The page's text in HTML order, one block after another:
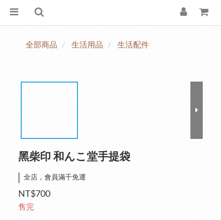
全部商品 生活用品 生活配件
黑柴印 和んこ堂手提袋
全店，會員滿千免運
NT$700
售完